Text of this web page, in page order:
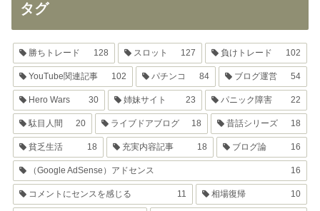
タグ
勝ちトレード 128 スロット 127 負けトレード 102
YouTube関連記事 102 パチンコ 84 ブログ運営 54
Hero Wars 30 姉妹サイト 23 パニック障害 22
駄目人間 20 ライブドアブログ 18 昔話シリーズ 18
貧乏生活 18 充実内容記事 18 ブログ論 16
（Google AdSense）アドセンス 16
コメントにセンスを感じる 11 相場復帰 10